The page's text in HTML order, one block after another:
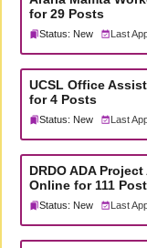
for 29 Posts
Status: New Last
UCSL Office
for 4 Posts
Status: New Last
DRDO ADA
Online for 111
Status: New Last